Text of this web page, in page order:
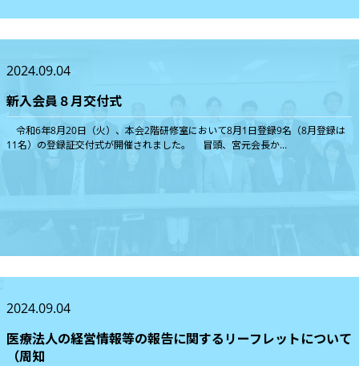
2024.09.04
新入会員８月交付式
令和6年8月20日（火）、本会2階研修室において8月1日登録9名（8月登録は
11名）の登録証交付式が開催されました。 冒頭、宮元会長か...
2024.09.04
医療法人の経営情報等の報告に関するリーフレットについて
（周知